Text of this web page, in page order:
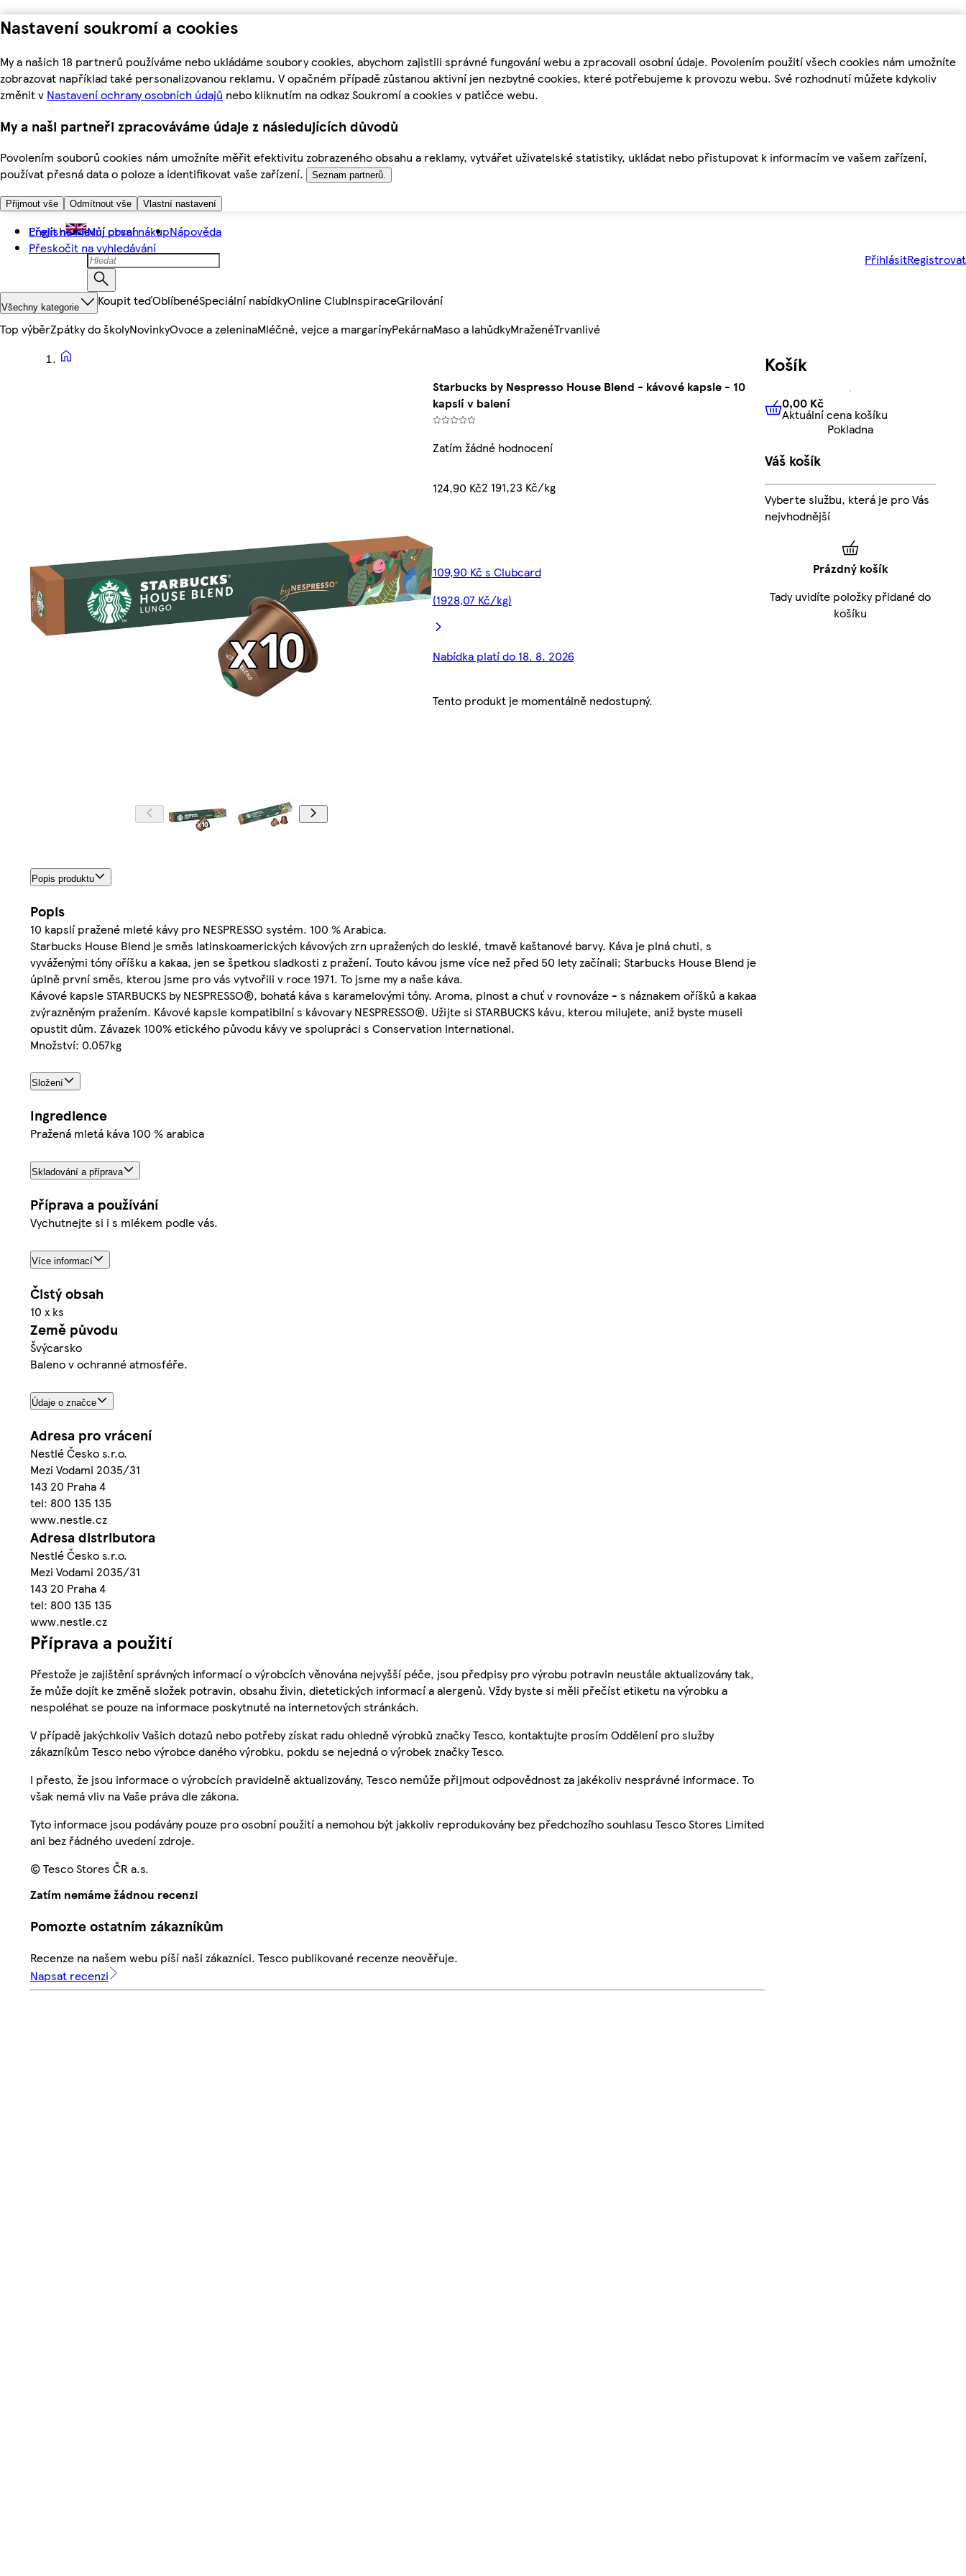
Nastavení soukromí a cookies
My a našich 18 partnerů používáme nebo ukládáme soubory cookies, abychom zajistili správné fungování webu a zpracovali osobní údaje. Povolením použití všech cookies nám umožníte
zobrazovat například také personalizovanou reklamu. V opačném případě zůstanou aktivní jen nezbytné cookies, které potřebujeme k provozu webu. Své rozhodnutí můžete kdykoliv
změnit v Nastavení ochrany osobních údajů nebo kliknutím na odkaz Soukromí a cookies v patičce webu.
My a naši partneři zpracováváme údaje z následujících důvodů
Povolením souborů cookies nám umožníte měřit efektivitu zobrazeného obsahu a reklamy, vytvářet uživatelské statistiky, ukládat nebo přistupovat k informacím ve vašem zařízení,
používat přesná data o poloze a identifikovat vaše zařízení.
Seznam partnerů.
Přijmout vše Odmítnout vše Vlastní nastavení
Přejít na hlavní obsah
Přeskočit na vyhledávání
English Můj první nákupNápověda
PřihlásitRegistrovat
Všechny kategorie Koupit teďOblíbenéSpeciální nabídkyOnline ClubInspiraceGrilování
Top výběrZpátky do školyNovinkyOvoce a zeleninaMléčné, vejce a margarínyPekárnaMaso a lahůdkyMraženéTrvanlivé
Starbucks by Nespresso House Blend - kávové kapsle - 10
kapslí v balení
Zatím žádné hodnocení
124,90 Kč2 191,23 Kč/kg
109,90 Kč s Clubcard
(1928,07 Kč/kg)
Nabídka platí do 18. 8. 2026
Tento produkt je momentálně nedostupný.
Popis produktu
Popis
10 kapslí pražené mleté kávy pro NESPRESSO systém. 100 % Arabica.
Starbucks House Blend je směs latinskoamerických kávových zrn upražených do lesklé, tmavě kaštanové barvy. Káva je plná chuti, s
vyváženými tóny oříšku a kakaa, jen se špetkou sladkosti z pražení. Touto kávou jsme více než před 50 lety začínali; Starbucks House Blend je
úplně první směs, kterou jsme pro vás vytvořili v roce 1971. To jsme my a naše káva.
Kávové kapsle STARBUCKS by NESPRESSO®, bohatá káva s karamelovými tóny. Aroma, plnost a chuť v rovnováze - s náznakem oříšků a kakaa
zvýrazněným pražením. Kávové kapsle kompatibilní s kávovary NESPRESSO®. Užijte si STARBUCKS kávu, kterou milujete, aniž byste museli
opustit dům. Závazek 100% etického původu kávy ve spolupráci s Conservation International.
Množství: 0.057kg
Složení
Ingredience
Pražená mletá káva 100 % arabica
Skladování a příprava
Příprava a používání
Vychutnejte si i s mlékem podle vás.
Více informací
Čistý obsah
10 x ks
Země původu
Švýcarsko
Baleno v ochranné atmosféře.
Údaje o značce
Adresa pro vrácení
Nestlé Česko s.r.o.
Mezi Vodami 2035/31
143 20 Praha 4
tel: 800 135 135
www.nestle.cz
Adresa distributora
Nestlé Česko s.r.o.
Mezi Vodami 2035/31
143 20 Praha 4
tel: 800 135 135
www.nestle.cz
Příprava a použití
Přestože je zajištění správných informací o výrobcích věnována nejvyšší péče, jsou předpisy pro výrobu potravin neustále aktualizovány tak,
že může dojít ke změně složek potravin, obsahu živin, dietetických informací a alergenů. Vždy byste si měli přečíst etiketu na výrobku a
nespoléhat se pouze na informace poskytnuté na internetových stránkách.
V případě jakýchkoliv Vašich dotazů nebo potřeby získat radu ohledně výrobků značky Tesco, kontaktujte prosím Oddělení pro služby
zákazníkům Tesco nebo výrobce daného výrobku, pokdu se nejedná o výrobek značky Tesco.
I přesto, že jsou informace o výrobcích pravidelně aktualizovány, Tesco nemůže přijmout odpovědnost za jakékoliv nesprávné informace. To
však nemá vliv na Vaše práva dle zákona.
Tyto informace jsou podávány pouze pro osobní použití a nemohou být jakkoliv reprodukovány bez předchozího souhlasu Tesco Stores Limited
ani bez řádného uvedení zdroje.
© Tesco Stores ČR a.s.
Zatím nemáme žádnou recenzi
Pomozte ostatním zákazníkům
Recenze na našem webu píší naši zákazníci. Tesco publikované recenze neověřuje.
Napsat recenzi
Košík
0,00 KčAktuální cena košíku
0,00 Kč
Aktuální cena košíku
Pokladna
Váš košík
Vyberte službu, která je pro Vás
nejvhodnější
Prázdný košík
Tady uvidíte položky přidané do
košíku